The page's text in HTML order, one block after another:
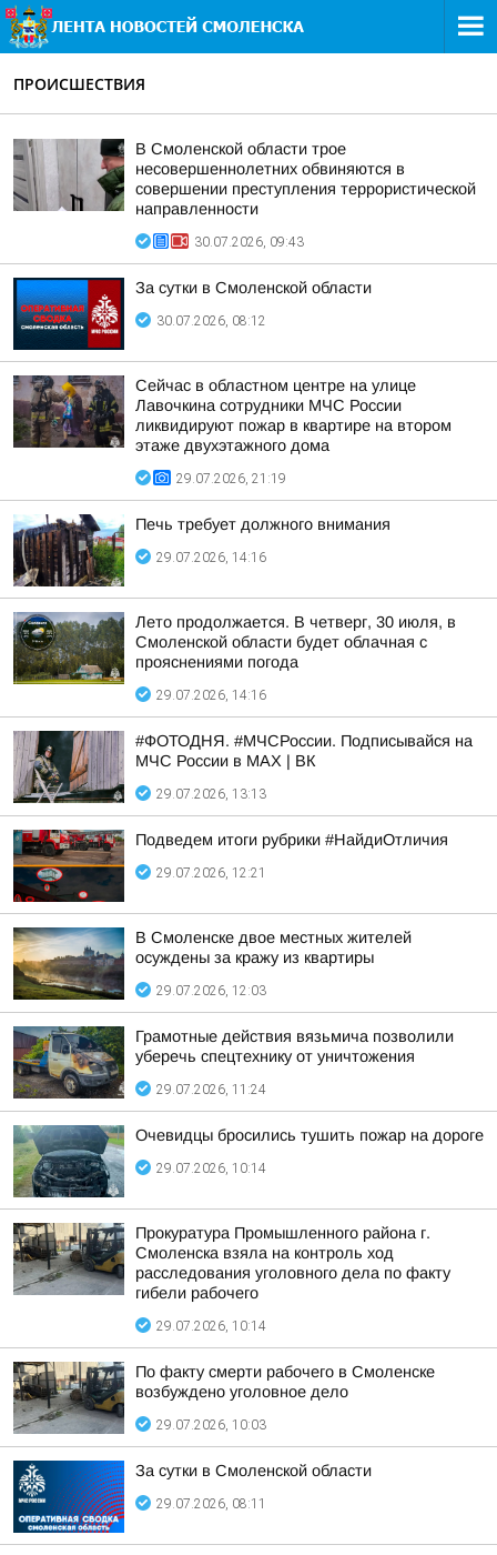
ПРОИСШЕСТВИЯ
В Смоленской области трое
несовершеннолетних обвиняются в
совершении преступления террористической
направленности
30.07.2026, 09:43
За сутки в Смоленской области
30.07.2026, 08:12
Сейчас в областном центре на улице
Лавочкина сотрудники МЧС России
ликвидируют пожар в квартире на втором
этаже двухэтажного дома
29.07.2026, 21:19
Печь требует должного внимания
29.07.2026, 14:16
Лето продолжается. В четверг, 30 июля, в
Смоленской области будет облачная с
прояснениями погода
29.07.2026, 14:16
#ФОТОДНЯ. #МЧСРоссии. Подписывайся на
МЧС России в MAX | ВК
29.07.2026, 13:13
Подведем итоги рубрики #НайдиОтличия
29.07.2026, 12:21
В Смоленске двое местных жителей
осуждены за кражу из квартиры
29.07.2026, 12:03
Грамотные действия вязьмича позволили
уберечь спецтехнику от уничтожения
29.07.2026, 11:24
Очевидцы бросились тушить пожар на дороге
29.07.2026, 10:14
Прокуратура Промышленного района г.
Смоленска взяла на контроль ход
расследования уголовного дела по факту
гибели рабочего
29.07.2026, 10:14
По факту смерти рабочего в Смоленске
возбуждено уголовное дело
29.07.2026, 10:03
За сутки в Смоленской области
29.07.2026, 08:11